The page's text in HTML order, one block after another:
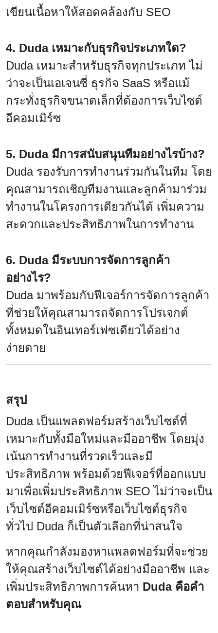
เขียนเนื้อหาให้สอดคล้องกับ SEO
4. Duda เหมาะกับธุรกิจประเภทใด?
Duda เหมาะสำหรับธุรกิจทุกประเภท ไม่
ว่าจะเป็นเอเจนซี่ ธุรกิจ SaaS หรือแม้
กระทั่งธุรกิจขนาดเล็กที่ต้องการเว็บไซต์
อีคอมเมิร์ซ
5. Duda มีการสนับสนุนทีมอย่างไรบ้าง?
Duda รองรับการทำงานร่วมกันในทีม โดย
คุณสามารถเชิญทีมงานและลูกค้ามาร่วม
ทำงานในโครงการเดียวกันได้ เพิ่มความ
สะดวกและประสิทธิภาพในการทำงาน
6. Duda มีระบบการจัดการลูกค้า
อย่างไร?
Duda มาพร้อมกับฟีเจอร์การจัดการลูกค้า
ที่ช่วยให้คุณสามารถจัดการโปรเจกต์
ทั้งหมดในอินเทอร์เฟซเดียวได้อย่าง
ง่ายดาย
สรุป
Duda เป็นแพลตฟอร์มสร้างเว็บไซต์ที่
เหมาะกับทั้งมือใหม่และมืออาชีพ โดยมุ่ง
เน้นการทำงานที่รวดเร็วและมี
ประสิทธิภาพ พร้อมด้วยฟีเจอร์ที่ออกแบบ
มาเพื่อเพิ่มประสิทธิภาพ SEO ไม่ว่าจะเป็น
เว็บไซต์อีคอมเมิร์ซหรือเว็บไซต์ธุรกิจ
ทั่วไป Duda ก็เป็นตัวเลือกที่น่าสนใจ
หากคุณกำลังมองหาแพลตฟอร์มที่จะช่วย
ให้คุณสร้างเว็บไซต์ได้อย่างมืออาชีพ และ
เพิ่มประสิทธิภาพการค้นหา Duda คือคำ
ตอบสำหรับคุณ